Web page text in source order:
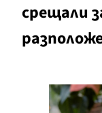
срещали